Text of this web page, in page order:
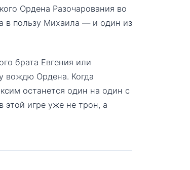
Ордена Разочарования во
в пользу Михаила — и один из
брата Евгения или
вождю Ордена. Когда
останется один на один с
этой игре уже не трон, а